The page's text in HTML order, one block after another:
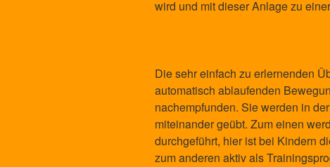
wird und mit dieser Anlage zu
Die sehr einfach zu erlernenden
automatisch ablaufenden
nachempfunden. Sie werden in
miteinander geübt. Zum einen
durchgeführt, hier ist bei Kindern
zum anderen aktiv als